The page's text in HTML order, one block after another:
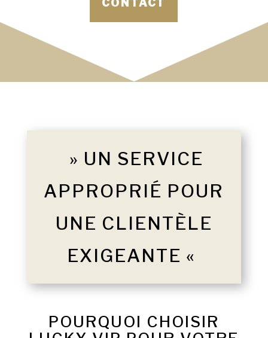
CONTACT
» UN SERVICE
APPROPRIÉ POUR
UNE CLIENTÈLE
EXIGEANTE «
POURQUOI CHOISIR